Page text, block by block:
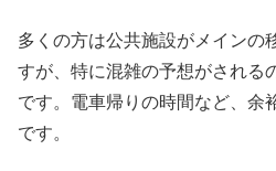
多くの方は公共施設がメインの
すが、特に混雑の予想がされる
です。電車帰りの時間など、余
です。